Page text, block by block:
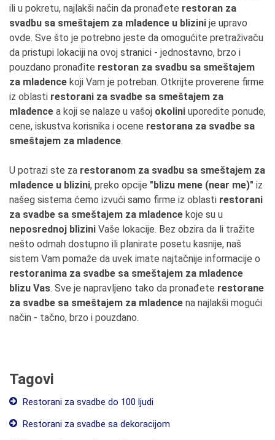
ili u pokretu, najlakši način da pronađete restoran za
svadbu sa smeštajem za mladence u blizini je upravo
ovde. Sve što je potrebno jeste da omogućite pretraživaču
da pristupi lokaciji na ovoj stranici - jednostavno, brzo i
pouzdano pronađite restoran za svadbu sa smeštajem
za mladence koji Vam je potreban. Otkrijte proverene firme
iz oblasti restorani za svadbe sa smeštajem za
mladence a koji se nalaze u vašoj okolini uporedite ponude,
cene, iskustva korisnika i ocene restorana za svadbe sa
smeštajem za mladence.
U potrazi ste za restoranom za svadbu sa smeštajem za
mladence u blizini, preko opcije "blizu mene (near me)" iz
našeg sistema ćemo izvući samo firme iz oblasti restorani
za svadbe sa smeštajem za mladence koje su u
neposrednoj blizini Vaše lokacije. Bez obzira da li tražite
nešto odmah dostupno ili planirate posetu kasnije, naš
sistem Vam pomaže da uvek imate najtačnije informacije o
restoranima za svadbe sa smeštajem za mladence
blizu Vas. Sve je napravljeno tako da pronađete restorane
za svadbe sa smeštajem za mladence na najlakši mogući
način - tačno, brzo i pouzdano.
Tagovi
Restorani za svadbe do 100 ljudi
Restorani za svadbe sa dekoracijom